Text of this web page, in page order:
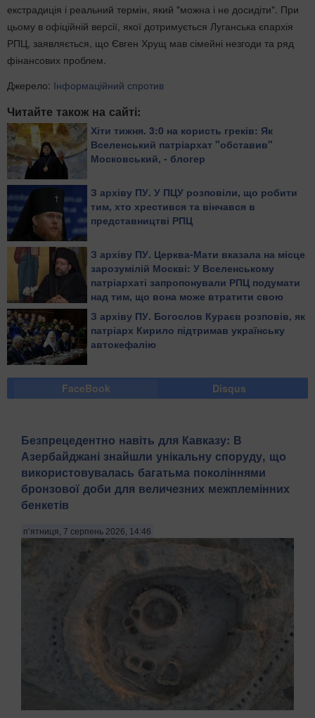
екстрадиція і реальний термін, який "можна і не досидіти". При
цьому в офіційній версії, якої дотримується Луганська єпархія
РПЦ, заявляється, що Євген Хрущ мав сімейні незгоди та ряд
фінансових проблем.
Джерело: Інформаційний спротив
Читайте також на сайті:
Хіти тижня. 3:0 на користь греків: Як
Вселенський патріархат "обставив"
Московський, - блогер
З архіву ПУ. У ПЦУ розповіли, що робити
тим, хто хрестився та вінчався в
представництві РПЦ​
З архіву ПУ. Церква-Мати вказала на місце
зарозумілій Москві: У Вселенському
патріархаті запропонували РПЦ подумати
над тим, що вона може втратити свою
автокефалію
З архіву ПУ. Богослов Кураєв розповів, як
патріарх Кирило підтримав українську
автокефалію
FaceBook Disqus
Безпрецедентно навіть для Кавказу: В
Азербайджані знайшли унікальну споруду, що
використовувалась багатьма поколіннями
бронзової доби для величезних межплемінних
бенкетів
п’ятниця, 7 серпень 2026, 14:46